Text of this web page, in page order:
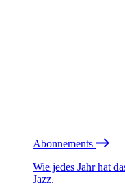
Abonnements
Wie jedes Jahr hat
Jazz.